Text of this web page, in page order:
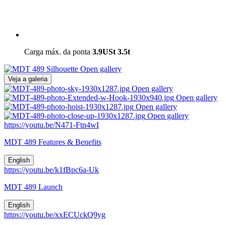
Carga máx. da ponta 3.9USt 3.5t
Open gallery
Veja a galeria
Open gallery
Open gallery
Open gallery
Open gallery
https://youtu.be/N471-Ftn4wI
MDT 489 Features & Benefits
English
https://youtu.be/k1fBpc6a-Uk
MDT 489 Launch
English
https://youtu.be/xxECUckQ9yg